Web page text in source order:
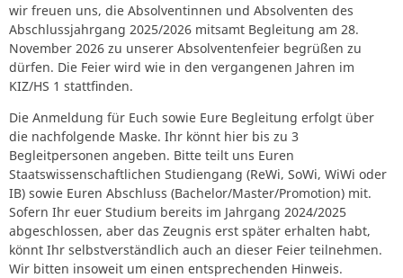
wir freuen uns, die Absolventinnen und Absolventen des
Abschlussjahrgang 2025/2026 mitsamt Begleitung am 28.
November 2026 zu unserer Absolventenfeier begrüßen zu
dürfen. Die Feier wird wie in den vergangenen Jahren im
KIZ/HS 1 stattfinden.
Die Anmeldung für Euch sowie Eure Begleitung erfolgt über
die nachfolgende Maske. Ihr könnt hier bis zu 3
Begleitpersonen angeben. Bitte teilt uns Euren
Staatswissenschaftlichen Studiengang (ReWi, SoWi, WiWi oder
IB) sowie Euren Abschluss (Bachelor/Master/Promotion) mit.
Sofern Ihr euer Studium bereits im Jahrgang 2024/2025
abgeschlossen, aber das Zeugnis erst später erhalten habt,
könnt Ihr selbstverständlich auch an dieser Feier teilnehmen.
Wir bitten insoweit um einen entsprechenden Hinweis.